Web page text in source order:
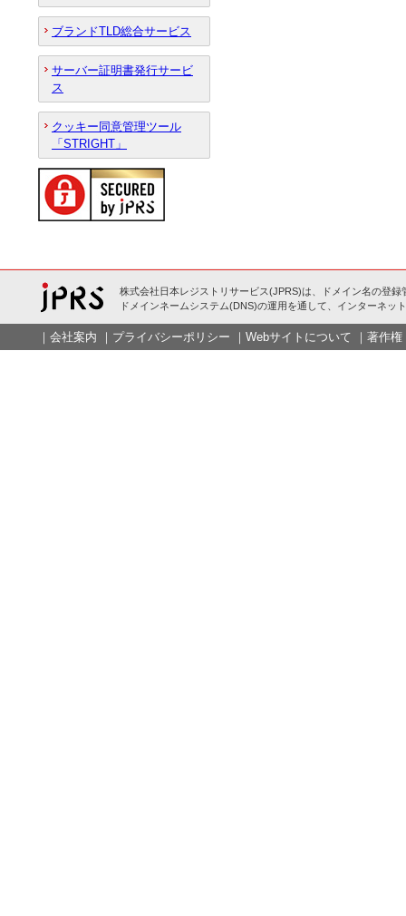
ブランドTLD総合サービス
サーバー証明書発行サービ
ス
クッキー同意管理ツール
「STRIGHT」
株式会社日本レジストリサービス(JPRS)は、ドメイン名の登録
ドメインネームシステム(DNS)の運用を通して、インターネッ
｜ 会社案内 ｜ プライバシーポリシー ｜ Webサイトについて ｜ 著作権